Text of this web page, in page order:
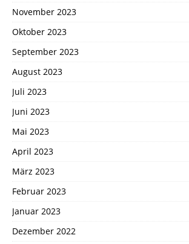
November 2023
Oktober 2023
September 2023
August 2023
Juli 2023
Juni 2023
Mai 2023
April 2023
März 2023
Februar 2023
Januar 2023
Dezember 2022